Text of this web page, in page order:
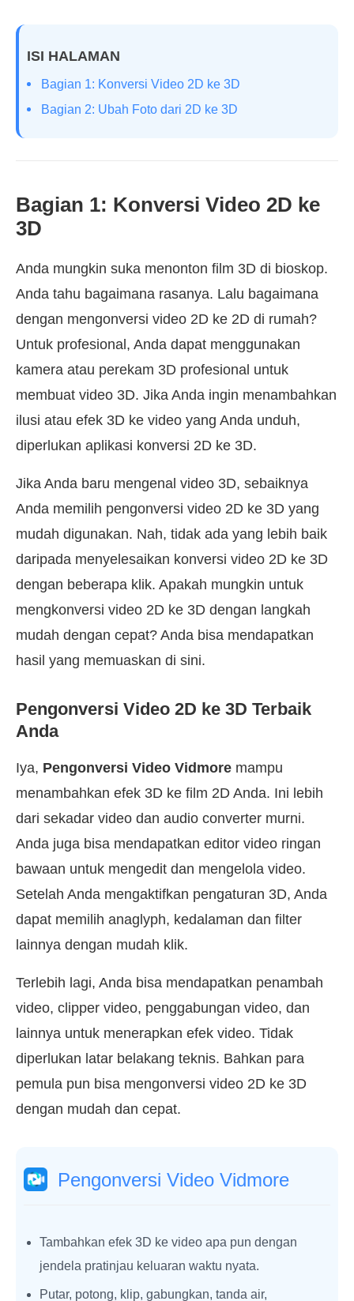
ISI HALAMAN
Bagian 1: Konversi Video 2D ke 3D
Bagian 2: Ubah Foto dari 2D ke 3D
Bagian 1: Konversi Video 2D ke
3D
Anda mungkin suka menonton film 3D di bioskop.
Anda tahu bagaimana rasanya. Lalu bagaimana
dengan mengonversi video 2D ke 2D di rumah?
Untuk profesional, Anda dapat menggunakan
kamera atau perekam 3D profesional untuk
membuat video 3D. Jika Anda ingin menambahkan
ilusi atau efek 3D ke video yang Anda unduh,
diperlukan aplikasi konversi 2D ke 3D.
Jika Anda baru mengenal video 3D, sebaiknya
Anda memilih pengonversi video 2D ke 3D yang
mudah digunakan. Nah, tidak ada yang lebih baik
daripada menyelesaikan konversi video 2D ke 3D
dengan beberapa klik. Apakah mungkin untuk
mengkonversi video 2D ke 3D dengan langkah
mudah dengan cepat? Anda bisa mendapatkan
hasil yang memuaskan di sini.
Pengonversi Video 2D ke 3D Terbaik
Anda
Iya, Pengonversi Video Vidmore mampu
menambahkan efek 3D ke film 2D Anda. Ini lebih
dari sekadar video dan audio converter murni.
Anda juga bisa mendapatkan editor video ringan
bawaan untuk mengedit dan mengelola video.
Setelah Anda mengaktifkan pengaturan 3D, Anda
dapat memilih anaglyph, kedalaman dan filter
lainnya dengan mudah klik.
Terlebih lagi, Anda bisa mendapatkan penambah
video, clipper video, penggabungan video, dan
lainnya untuk menerapkan efek video. Tidak
diperlukan latar belakang teknis. Bahkan para
pemula pun bisa mengonversi video 2D ke 3D
dengan mudah dan cepat.
Pengonversi Video Vidmore
Tambahkan efek 3D ke video apa pun dengan
jendela pratinjau keluaran waktu nyata.
Putar, potong, klip, gabungkan, tanda air,